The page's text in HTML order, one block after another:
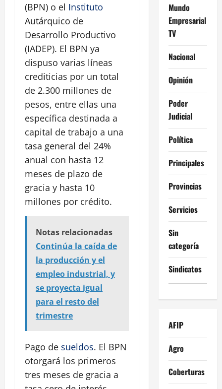
(BPN) o el Instituto
Autárquico de
Desarrollo Productivo
(IADEP). El BPN ya
dispuso varias líneas
crediticias por un total
de 2.300 millones de
pesos, entre ellas una
específica destinada a
capital de trabajo a una
tasa general del 24%
anual con hasta 12
meses de plazo de
gracia y hasta 10
millones por crédito.
Notas relacionadas
Continúa la caída de
la producción y el
empleo industrial, y
se proyecta igual
para el resto del
trimestre
Pago de sueldos. El BPN
otorgará los primeros
tres meses de gracia a
Mundo
Empresarial
TV
Nacional
Opinión
Poder
Judicial
Política
Principales
Provincias
Servicios
Sin
categoría
Sindicatos
AFIP
Agro
Coberturas